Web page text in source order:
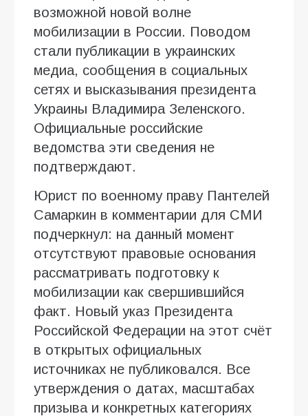
возможной новой волне
мобилизации в России. Поводом
стали публикации в украинских
медиа, сообщения в социальных
сетях и высказывания президента
Украины Владимира Зеленского.
Официальные российские
ведомства эти сведения не
подтверждают.
Юрист по военному праву Пантелей
Самаркин в комментарии для СМИ
подчеркнул: на данный момент
отсутствуют правовые основания
рассматривать подготовку к
мобилизации как свершившийся
факт. Новый указ Президента
Российской Федерации на этот счёт
в открытых официальных
источниках не публиковался. Все
утверждения о датах, масштабах
призыва и конкретных категориях